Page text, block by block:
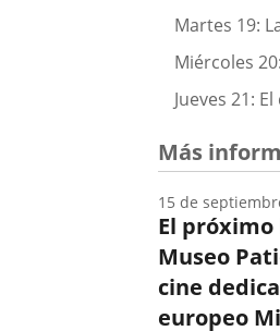
Martes 19:
Miércoles
Jueves 21:
Más
El próximo
Museo
cine
europeo
15 de